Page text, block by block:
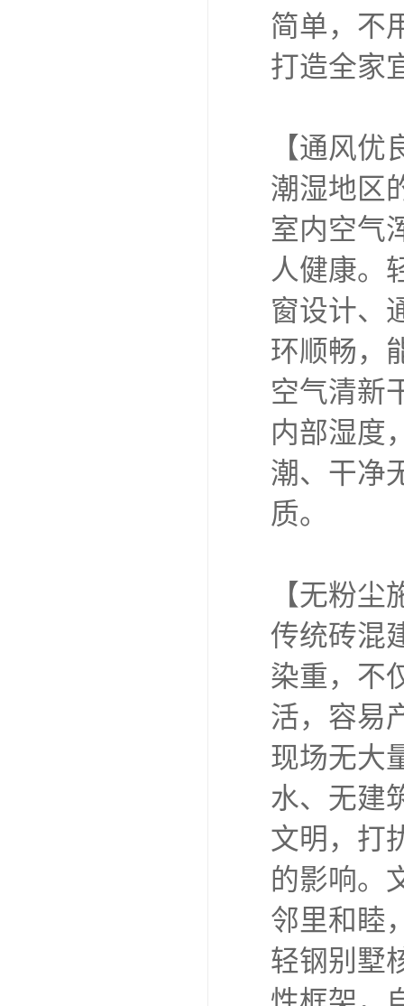
简单，不
打造全家
【通风优
潮湿地区
室内空气
人健康。
窗设计、
环顺畅，
空气清新
内部湿度
潮、干净
质。
【无粉尘
传统砖混
染重，不
活，容易
现场无大
水、无建
文明，打
的影响。
邻里和睦
轻钢别墅